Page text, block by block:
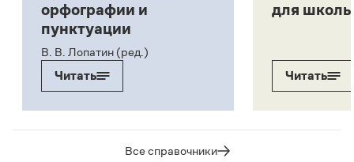
орфографии и
пунктуации
В. В. Лопатин (ред.)
Читать
для
Читать
Все справочники